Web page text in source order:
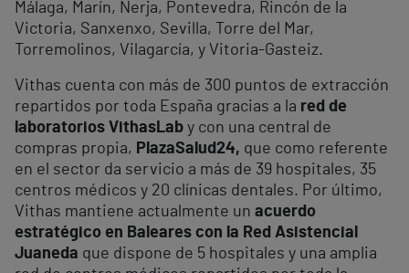
Málaga, Marín, Nerja, Pontevedra, Rincón de la
Victoria, Sanxenxo, Sevilla, Torre del Mar,
Torremolinos, Vilagarcía, y Vitoria-Gasteiz.
Vithas cuenta con más de 300 puntos de extracción
repartidos por toda España gracias a la red de
laboratorios VithasLab y con una central de
compras propia, PlazaSalud24, que como referente
en el sector da servicio a más de 39 hospitales, 35
centros médicos y 20 clínicas dentales. Por último,
Vithas mantiene actualmente un acuerdo
estratégico en Baleares con la Red Asistencial
Juaneda que dispone de 5 hospitales y una amplia